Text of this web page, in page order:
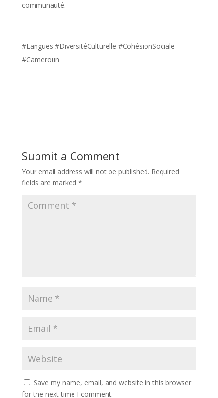
communauté.
#Langues #DiversitéCulturelle #CohésionSociale
#Cameroun
Submit a Comment
Your email address will not be published. Required
fields are marked *
Save my name, email, and website in this browser
for the next time I comment.